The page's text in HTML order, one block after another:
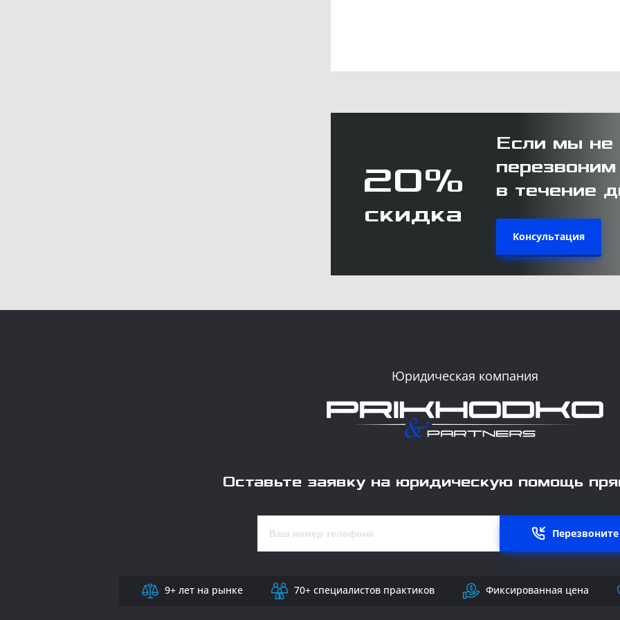
20%
скидка
Если мы не
перезвоним
в течение
Консультация
Юридическая компания
Оставьте заявку на юридическую помощь
9+ лет на рынке 70+ специалистов практиков Фиксированная цена